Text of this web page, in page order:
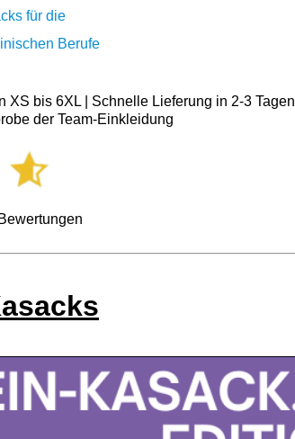
für die
Berufe
bis 6XL | Schnelle Lieferung in 2-3 Tagen |
der Team-Einkleidung
Bewertungen